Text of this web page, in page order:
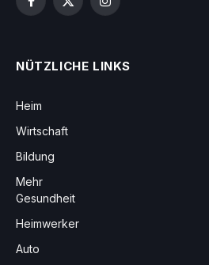
Facebook
X
Instagram
NÜTZLICHE LINKS
Heim
Wirtschaft
Bildung
Mehr
Gesundheit
Heimwerker
Auto